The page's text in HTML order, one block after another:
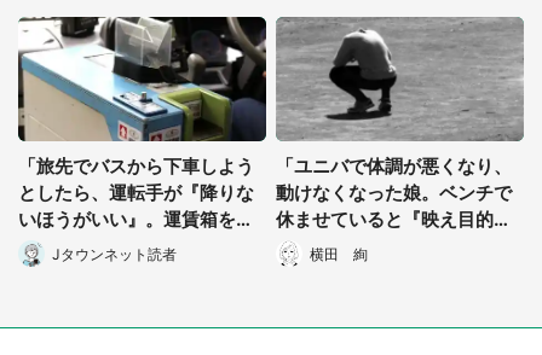
都道府選択
「旅先でバスから下車しよう
としたら、運転手が『降りな
いほうがいい』。運賃箱を塞
いでまで止めてきて...」（神
奈川県・60代男性）
Jタウンネット読者
「ユニバで体調が悪くなり、
動けなくなった娘。ベンチで
休ませていると『映え目的』
っぽい女子高生が...」（愛知
県・30代男性）
横田 絢